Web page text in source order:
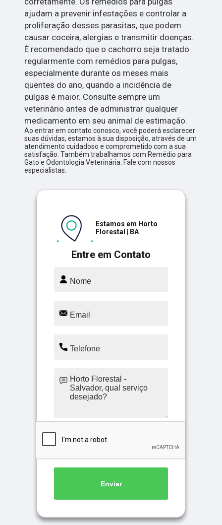
ajudam a prevenir infestações e controlar a
proliferação desses parasitas, que podem
causar coceira, alergias e transmitir doenças.
É recomendado que o cachorro seja tratado
regularmente com remédios para pulgas,
especialmente durante os meses mais
quentes do ano, quando a incidência de
pulgas é maior. Consulte sempre um
veterinário antes de administrar qualquer
medicamento em seu animal de estimação.
Ao entrar em contato conosco, você poderá esclarecer
suas dúvidas, estamos à sua disposição, através de um
atendimento cuidadoso e comprometido com a sua
satisfação. Também trabalhamos com Remédio para
Gato e Odontologia Veterinária. Fale com nossos
especialistas.
Entre em Contato
Estamos em Horto
Florestal | BA
Enviar